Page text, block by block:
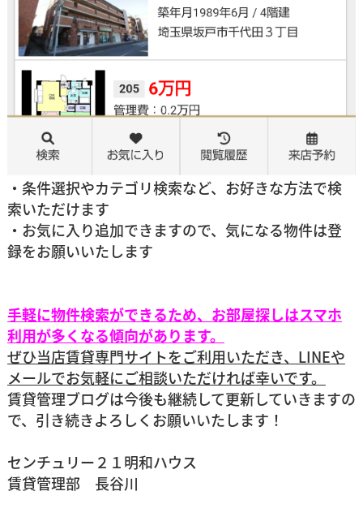
・条件選択やカテゴリ検索など、お好きな方法で検
索いただけます
・お気に入り追加できますので、気になる物件は登
録をお願いいたします
手軽に物件検索ができるため、お部屋探しはスマホ
利用が多くなる傾向があります。
ぜひ当店賃貸専門サイトをご利用いただき、LINEや
メールでお気軽にご相談いただければ幸いです。
賃貸管理ブログは今後も継続して更新していきますの
で、引き続きよろしくお願いいたします！
センチュリー２１明和ハウス
賃貸管理部 長谷川